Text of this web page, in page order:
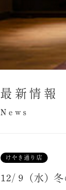
最新情報
News
けやき通り店
12/ 9（水）